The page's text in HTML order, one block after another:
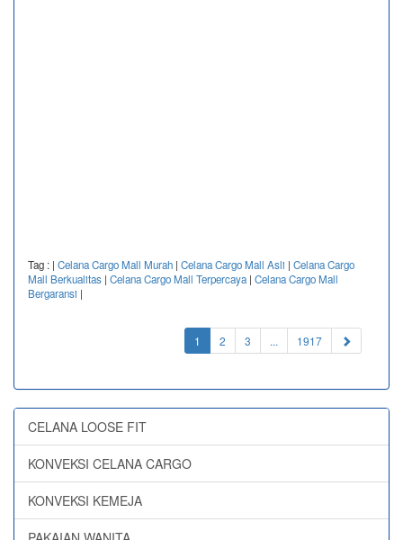
Tag : | Celana Cargo Mall Murah | Celana Cargo Mall Asli | Celana Cargo
Mall Berkualitas | Celana Cargo Mall Terpercaya| Celana Cargo Mall
Bergaransi |
1 (current)
2 3 ... 1917
CELANA LOOSE FIT
KONVEKSI CELANA CARGO
KONVEKSI KEMEJA